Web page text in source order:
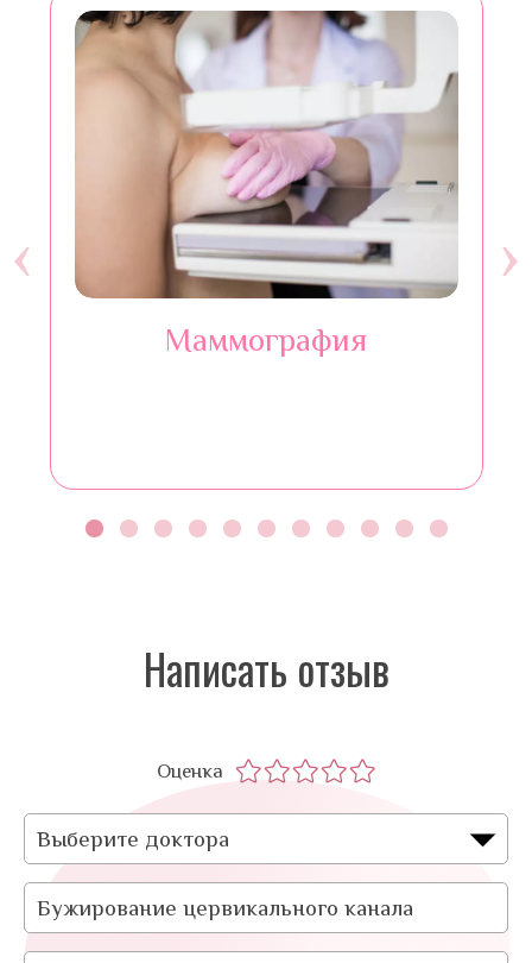
Маммография
‹ ›
Написать отзыв
Оценка